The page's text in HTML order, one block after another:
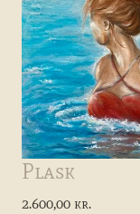
Plask
2.600,00 kr.